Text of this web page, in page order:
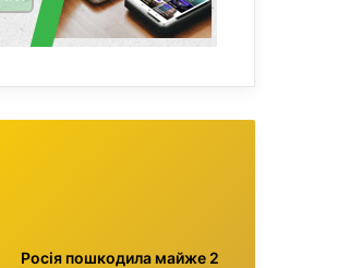
Росія пошкодила майже 2